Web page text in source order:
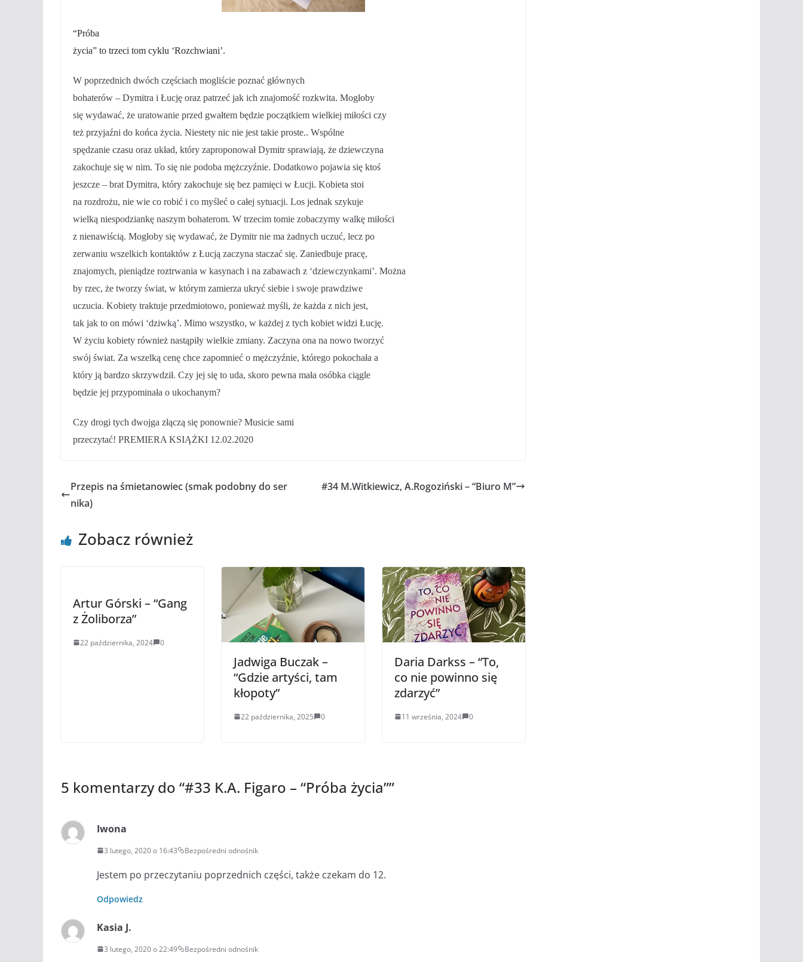
“Próba
życia” to trzeci tom cyklu ‘Rozchwiani’.
W poprzednich dwóch częściach mogliście poznać głównych
bohaterów – Dymitra i Łucję oraz patrzeć jak ich znajomość rozkwita. Mogłoby
się wydawać, że uratowanie przed gwałtem będzie początkiem wielkiej miłości czy
też przyjaźni do końca życia. Niestety nic nie jest takie proste.. Wspólne
spędzanie czasu oraz układ, który zaproponował Dymitr sprawiają, że dziewczyna
zakochuje się w nim. To się nie podoba mężczyźnie. Dodatkowo pojawia się ktoś
jeszcze – brat Dymitra, który zakochuje się bez pamięci w Łucji. Kobieta stoi
na rozdrożu, nie wie co robić i co myśleć o całej sytuacji. Los jednak szykuje
wielką niespodziankę naszym bohaterom. W trzecim tomie zobaczymy walkę miłości
z nienawiścią. Mogłoby się wydawać, że Dymitr nie ma żadnych uczuć, lecz po
zerwaniu wszelkich kontaktów z Łucją zaczyna staczać się. Zaniedbuje pracę,
znajomych, pieniądze roztrwania w kasynach i na zabawach z ‘dziewczynkami’. Można
by rzec, że tworzy świat, w którym zamierza ukryć siebie i swoje prawdziwe
uczucia. Kobiety traktuje przedmiotowo, ponieważ myśli, że każda z nich jest,
tak jak to on mówi ‘dziwką’. Mimo wszystko, w każdej z tych kobiet widzi Łucję.
W życiu kobiety również nastąpiły wielkie zmiany. Zaczyna ona na nowo tworzyć
swój świat. Za wszelką cenę chce zapomnieć o mężczyźnie, którego pokochała a
który ją bardzo skrzywdził. Czy jej się to uda, skoro pewna mała osóbka ciągle
będzie jej przypominała o ukochanym?
Czy drogi tych dwojga złączą się ponownie? Musicie sami
przeczytać! PREMIERA KSIĄŻKI 12.02.2020
Przepis na śmietanowiec (smak podobny do ser
nika)
#34 M.Witkiewicz, A.Rogoziński – “Biuro M”
Zobacz również
Artur Górski – “Gang
z Żoliborza”
22 października, 2024 0
Jadwiga Buczak –
“Gdzie artyści, tam
kłopoty”
22 października, 2025 0
Daria Darkss – “To,
co nie powinno się
zdarzyć”
11 września, 2024 0
5 komentarzy do “#33 K.A. Figaro – “Próba życia””
Iwona
3 lutego, 2020 o 16:43 Bezpośredni odnośnik
Jestem po przeczytaniu poprzednich części, także czekam do 12.
Odpowiedz
Kasia J.
3 lutego, 2020 o 22:49 Bezpośredni odnośnik